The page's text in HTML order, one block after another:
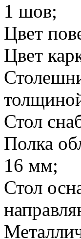
1 шов;
Цвет
Цвет
Стол
Полка
16 мм;
Стол